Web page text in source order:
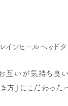
ンヒールヘッドタ
互いが気持ち良
」にこだわったヘ